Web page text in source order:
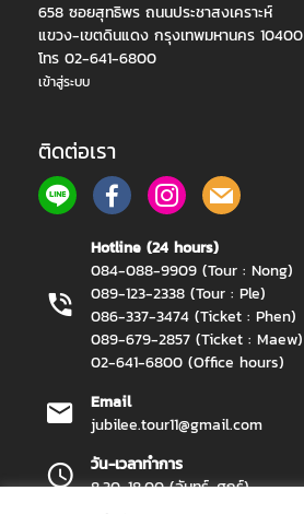
658 ซอยสุทธิพร ถนนประชาสงเคราะห์
แขวง-เขตดินแดง กรุงเทพมหานคร 10400
โทร 02-641-6800
เข้าสู่ระบบ
ติดต่อเรา
Hotline (24 hours)
084-088-9909 (Tour : Nong)
089-123-2338 (Tour : Ple)
086-337-3474 (Ticket : Phen)
089-679-2857 (Ticket : Maew)
02-641-6800 (Office hours)
Email
jubilee.tour11@gmail.com
วัน-เวลาทำการ
8.30-18.00 (จันทร์-ศุกร์)